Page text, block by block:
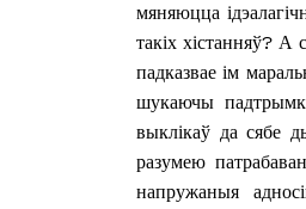
мяняюцца
такіх хістанняў? А
падказвае ім
шукаючы
выклікаў да сябе
разумею
напружаныя